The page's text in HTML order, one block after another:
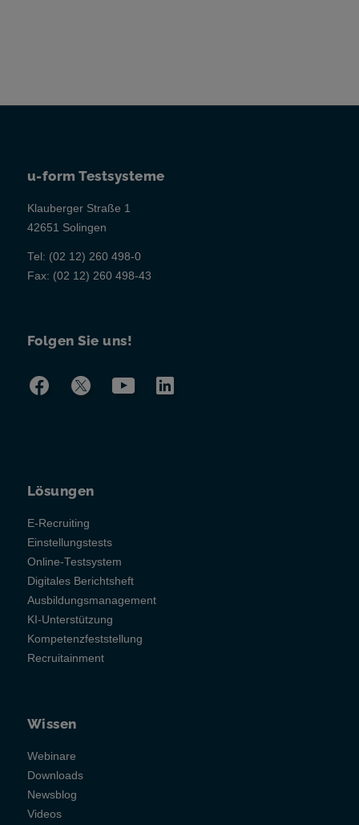
u-form Testsysteme
Klauberger Straße 1
42651 Solingen
Tel: (02 12) 260 498-0
Fax: (02 12) 260 498-43
Folgen Sie uns!
Lösungen
E-Recruiting
Einstellungstests
Online-Testsystem
Digitales Berichtsheft
Ausbildungsmanagement
KI-Unterstützung
Kompetenzfeststellung
Recruitainment
Wissen
Webinare
Downloads
Newsblog
Videos